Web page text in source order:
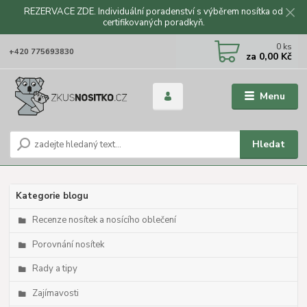
REZERVACE ZDE. Individuální poradenství s výběrem nosítka od
certifikovaných poradkyň.
Menu
Hledat
+420 775693830 0 ks
za 0,00 Kč
Kategorie blogu
Recenze nosítek a nosícího oblečení
Porovnání nosítek
Rady a tipy
Zajímavosti